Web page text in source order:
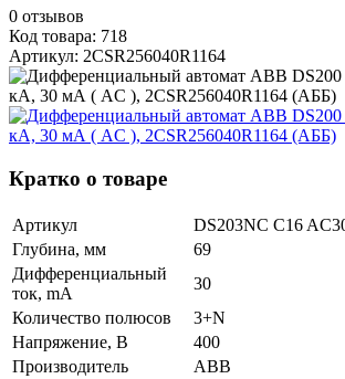
0 отзывов
Код товара: 718
Артикул: 2CSR256040R1164
Кратко о товаре
Артикул
DS203NC C16
Глубина, мм
69
Дифференциальный
ток, mA
30
Количество полюсов
3+N
Напряжение, В
400
Производитель
ABB